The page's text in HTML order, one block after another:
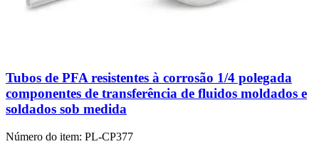
Tubos de PFA resistentes à corrosão 1/4 polegada
componentes de transferência de fluidos moldados e
soldados sob medida
Número do item: PL-CP377